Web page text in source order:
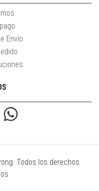
Envío
Todos los derechos